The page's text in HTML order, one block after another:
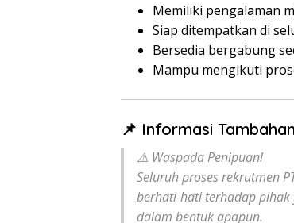
Memiliki pengalaman
Siap ditempatkan di
Bersedia bergabung
Mampu mengikuti
📌 Informasi Tambahan
⚠️ Waspada Penipuan!
Seluruh proses rekrutmen
berhati-hati terhadap
dalam bentuk apapun.